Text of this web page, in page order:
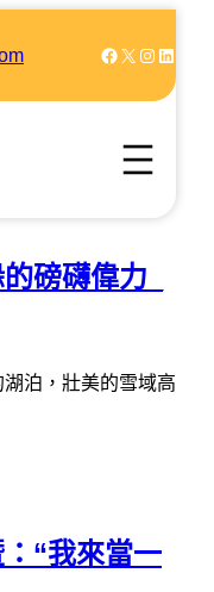
Facebook X Instagram LinkedIn
磅礴偉力_
泊，壯美的雪域高
“我來當一